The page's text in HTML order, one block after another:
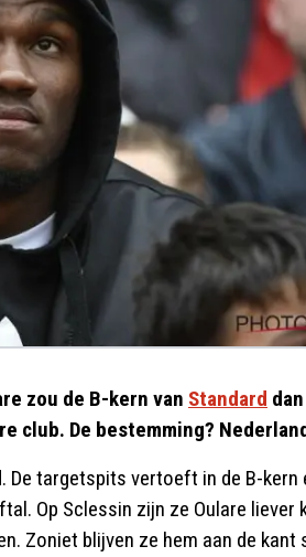
zou de B-kern van Standard
club. De bestemming?
De targetspits vertoeft in de B-kern
Op Sclessin zijn ze Oulare liever
Zoniet blijven ze hem aan de kant